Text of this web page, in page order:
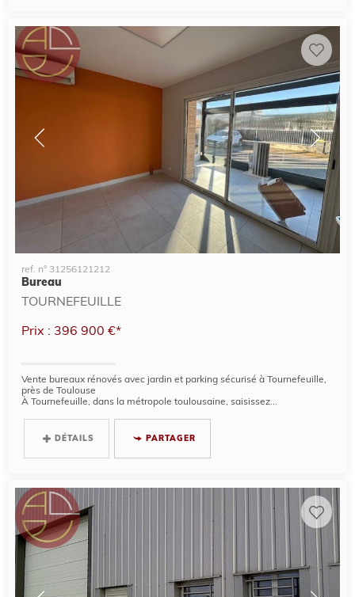
ref. n° 31256121212
Bureau
TOURNEFEUILLE
Prix : 396 900 €*
Vente bureaux rénovés avec jardin et parking sécurisé à Tournefeuille,
près de Toulouse
À Tournefeuille, dans la métropole toulousaine, saisissez...
DÉTAILS PARTAGER